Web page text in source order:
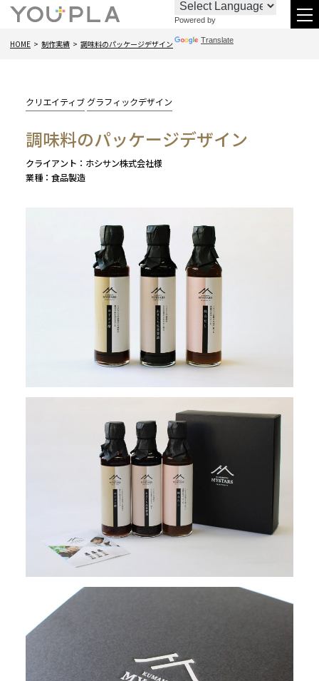
問
わ
せ
096-
288-
Powered by
Translate
HOME 制作実績 調味料のパッケージデザイン
カ
ゴ
クリエイティブ グラフィックデザイン
調味料のパッケージデザイン
クライアント
ホシサン株式会社様
業種
食品製造